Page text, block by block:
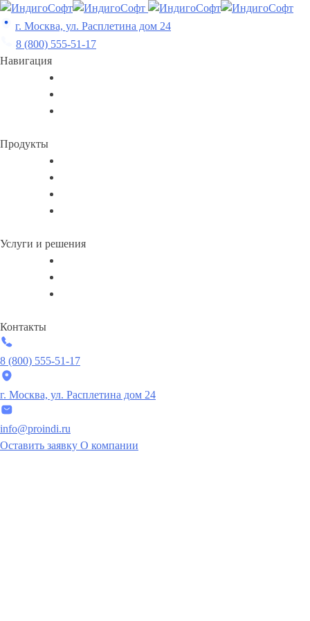
Skip
to
content
г. Москва, ул. Расплетина дом 24
8 (800) 555-51-17
Навигация
Продукты
Услуги и решения
Контакты
8 (800) 555-51-17
г. Москва, ул. Расплетина дом 24
info@proindi.ru
Оставить заявку О компании